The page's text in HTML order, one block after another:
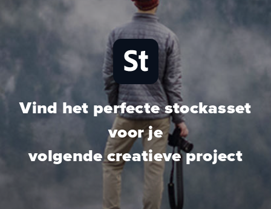
Vind het perfecte stockasset
voor je
volgende creatieve project